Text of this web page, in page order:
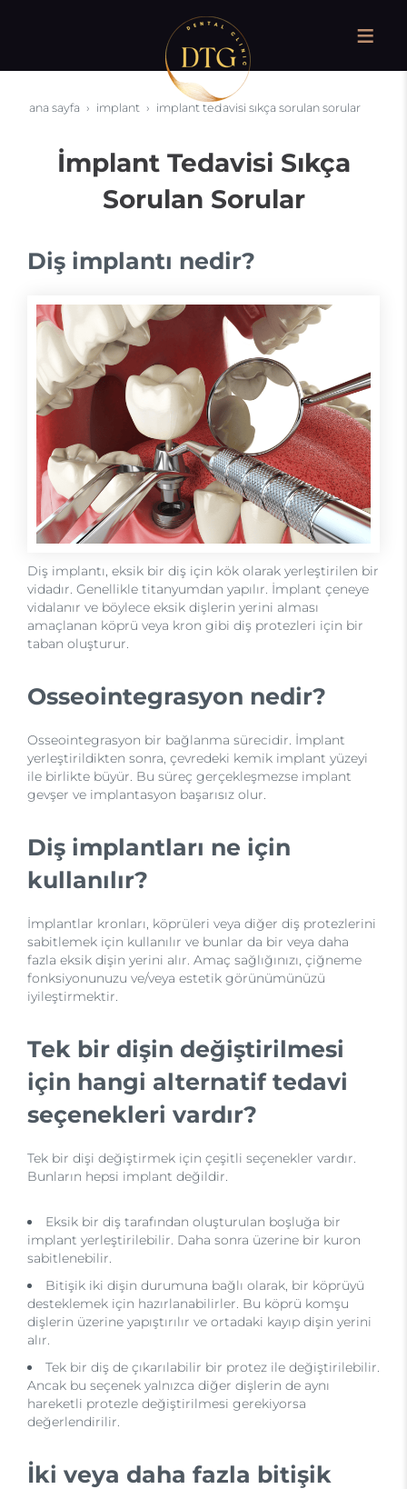
ana sayfa i̇mplant i̇mplant tedavisi sıkça sorulan sorular
İmplant Tedavisi Sıkça
Sorulan Sorular
Diş implantı nedir?
Diş implantı, eksik bir diş için kök olarak yerleştirilen bir
vidadır. Genellikle titanyumdan yapılır. İmplant çeneye
vidalanır ve böylece eksik dişlerin yerini alması
amaçlanan köprü veya kron gibi diş protezleri için bir
taban oluşturur.
Osseointegrasyon nedir?
Osseointegrasyon bir bağlanma sürecidir. İmplant
yerleştirildikten sonra, çevredeki kemik implant yüzeyi
ile birlikte büyür. Bu süreç gerçekleşmezse implant
gevşer ve implantasyon başarısız olur.
Diş implantları ne için
kullanılır?
İmplantlar kronları, köprüleri veya diğer diş protezlerini
sabitlemek için kullanılır ve bunlar da bir veya daha
fazla eksik dişin yerini alır. Amaç sağlığınızı, çiğneme
fonksiyonunuzu ve/veya estetik görünümünüzü
iyileştirmektir.
Tek bir dişin değiştirilmesi
için hangi alternatif tedavi
seçenekleri vardır?
Tek bir dişi değiştirmek için çeşitli seçenekler vardır.
Bunların hepsi implant değildir.
Eksik bir diş tarafından oluşturulan boşluğa bir
implant yerleştirilebilir. Daha sonra üzerine bir kuron
sabitlenebilir.
Bitişik iki dişin durumuna bağlı olarak, bir köprüyü
desteklemek için hazırlanabilirler. Bu köprü komşu
dişlerin üzerine yapıştırılır ve ortadaki kayıp dişin yerini
alır.
Tek bir diş de çıkarılabilir bir protez ile değiştirilebilir.
Ancak bu seçenek yalnızca diğer dişlerin de aynı
hareketli protezle değiştirilmesi gerekiyorsa
değerlendirilir.
İki veya daha fazla bitişik